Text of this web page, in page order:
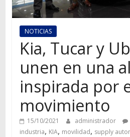
NOTICIAS
Kia, Tucar y
unen en una
inspirada por
movimiento
15/10/2021 administrador
industria, KIA, movilidad, supply